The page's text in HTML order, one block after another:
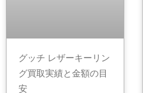
グッチ レザーキーリン
グ買取実績と金額の目
安